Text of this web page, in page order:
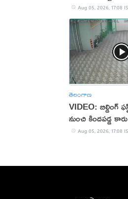
Aug 05, 2026, 17:08
తెలంగాణ
VIDEO: బిల్డింగ్
నుంచి కిందపడ్డ
Aug 05, 2026, 17:08